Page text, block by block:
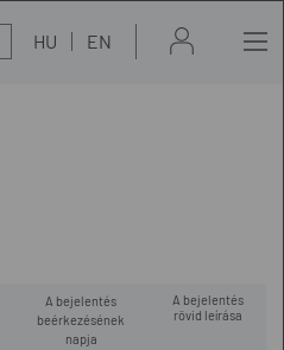
HU EN
A bejelentés
beérkezésének
napja
A bejelentés
rövid leírása